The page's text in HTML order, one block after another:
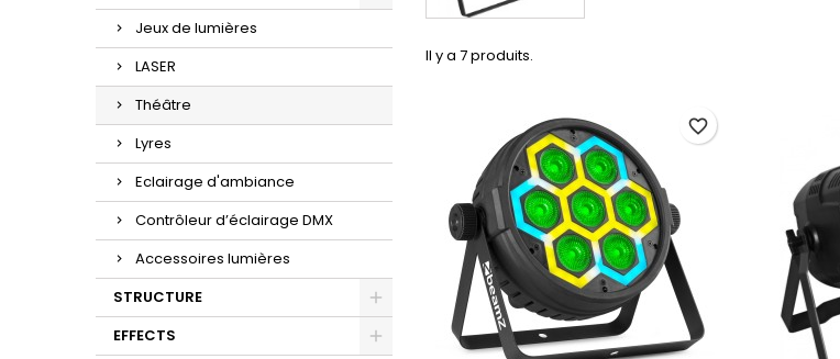
Jeux de lumières
LASER
Théâtre
Lyres
Eclairage d'ambiance
Contrôleur d’éclairage DMX
Accessoires lumières
STRUCTURE
EFFECTS
Il y a 7 produits.
favorite_border